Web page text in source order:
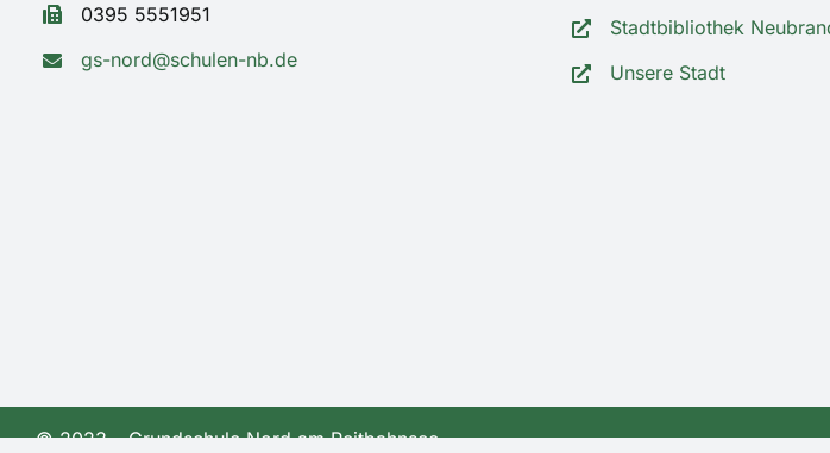
0395 5551951
gs-nord@schulen-nb.de
Stadtbibliothek
Unsere Stadt
© 2023 – Grundschule Nord am Reitbahnsee